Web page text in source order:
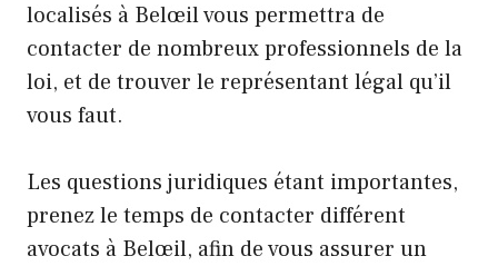
localisés à Belœil vous permettra de
contacter de nombreux professionnels de la
loi, et de trouver le représentant légal qu’il
vous faut.
Les questions juridiques étant importantes,
prenez le temps de contacter différent
avocats à Belœil, afin de vous assurer un